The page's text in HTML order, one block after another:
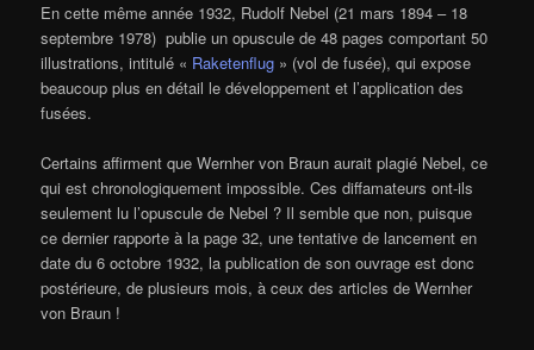
En cette même année 1932, Rudolf Nebel (21 mars 1894 – 18
septembre 1978) publie un opuscule de 48 pages comportant 50
illustrations, intitulé « Raketenflug » (vol de fusée), qui expose
beaucoup plus en détail le développement et l’application des
fusées.
Certains affirment que Wernher von Braun aurait plagié Nebel, ce
qui est chronologiquement impossible. Ces diffamateurs ont-ils
seulement lu l’opuscule de Nebel ? Il semble que non, puisque
ce dernier rapporte à la page 32, une tentative de lancement en
date du 6 octobre 1932, la publication de son ouvrage est donc
postérieure, de plusieurs mois, à ceux des articles de Wernher
von Braun !